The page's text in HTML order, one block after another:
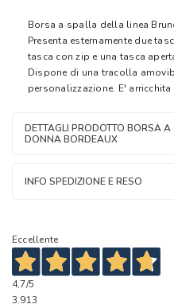
Borsa a spalla della linea
Presenta esternamente due
tasca con zip e una tasca
Dispone di una tracolla
personalizzazione. E'
DETTAGLI PRODOTTO BORSA
DONNA BORDEAUX
INFO SPEDIZIONE E RESO
Eccellente
4,7/5
3.913